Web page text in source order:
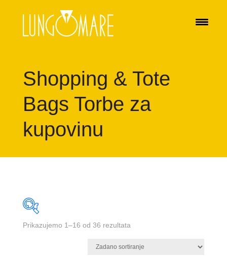
Shopping & Tote
Bags Torbe za
kupovinu
Prikazujemo 1–16 od 36 rezultata